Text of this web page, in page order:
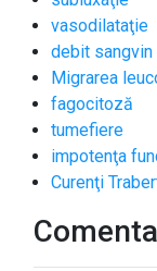
vasodilataţie
debit sangvin
Migrarea
fagocitoză
tumefiere
impotenţa
Curenţi